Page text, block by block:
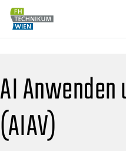
AI Anwenden
(AIAV)